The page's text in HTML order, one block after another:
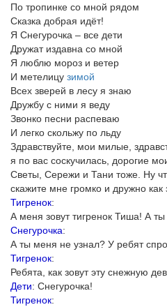
По тропинке со мной рядом
Сказка добрая идёт!
Я Cнегурочка – все дети
Дружат издавна со мной
Я люблю мороз и ветер
И метелицу зимой
Всех зверей в лесу я знаю
Дружбу с ними я веду
Звонко песни распеваю
И легко скольжу по льду
Здравствуйте, мои милые,
я по вас соскучилась, дорогие
Светы, Сережи и Тани тоже. Ну
скажите мне громко и дружно как
Тигренок:
А меня зовут тигренок Тиша! А ты
Снегурочка:
А ты меня не узнал? У ребят
Тигренок:
Ребята, как зовут эту снежную
Дети: Снегурочка!
Тигренок: